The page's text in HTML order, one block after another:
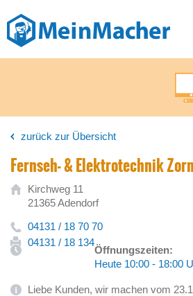
zurück zur Übersicht
Fernseh- & Elektrotechnik Zorn
Kirchweg 11
21365 Adendorf
04131 / 18 70 70
04131 / 18 134
Öffnungszeiten:
Heute 10:00 - 18:00
Liebe Kunden, wir machen vom